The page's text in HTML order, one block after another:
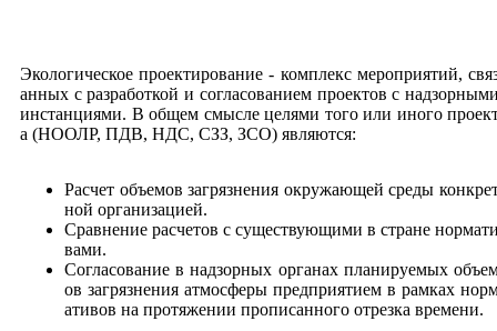
Экологическое проектирование - комплекс мероприятий,
анных с разработкой и согласованием проектов с
инстанциями. В общем смысле целями того или иного
а (НООЛР, ПДВ, НДС, СЗЗ, ЗСО) являются:
Расчет объемов загрязнения окружающей среды
ной организацией.
Сравнение расчетов с существующими в стране
вами.
Согласование в надзорных органах планируемых
ов загрязнения атмосферы предприятием в рамках
ативов на протяжении прописанного отрезка времени.